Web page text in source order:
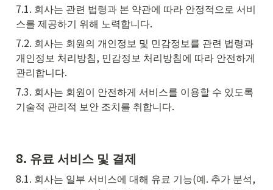
7.1. 회사는 관련 법령과 본 약관에 따라 안정적으로 서비
스를 제공하기 위해 노력합니다.
7.2. 회사는 회원의 개인정보 및 민감정보를 관련 법령과
개인정보 처리방침, 민감정보 처리방침에 따라 안전하게
관리합니다.
7.3. 회사는 회원이 안전하게 서비스를 이용할 수 있도록
기술적 관리적 보안 조치를 취합니다.
8. 유료 서비스 및 결제
8.1. 회사는 일부 서비스에 대해 유료 기능(예. 추가 분석,